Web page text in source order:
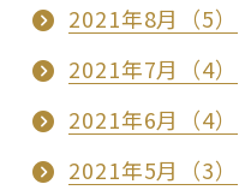
2021年8月（5）
2021年7月（4）
2021年6月（4）
2021年5月（3）